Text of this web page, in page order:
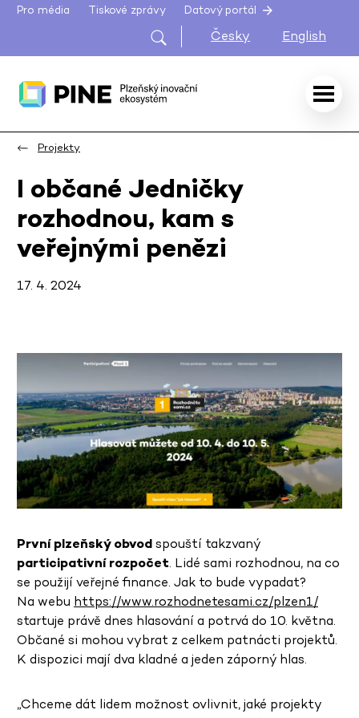
Pro média Tiskové zprávy Datový portál
Česky English
Projekty
I občané Jedničky
rozhodnou, kam s
veřejnými penězi
17. 4. 2024
První plzeňský obvodspouští takzvaný
participativní rozpočet. Lidé sami rozhodnou, na co
se použijí veřejné finance. Jak to bude vypadat?
Na webu https://www.rozhodnetesami.cz/plzen1/
startuje právě dnes hlasování a potrvá do 10. května.
Občané si mohou vybrat z celkem patnácti projektů.
K dispozici mají dva kladné a jeden záporný hlas.
„Chceme dát lidem možnost ovlivnit, jaké projekty